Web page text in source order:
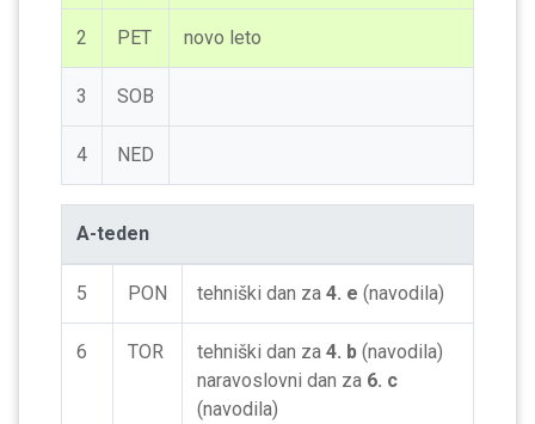
2 PET novo leto
3 SOB
4 NED
A-teden
5 PON tehniški dan za 4. e (navodila)
6 TOR tehniški dan za 4. b (navodila)
naravoslovni dan za 6. c
(navodila)